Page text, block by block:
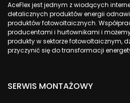
AceFlex jest jednym z wiodących
detalicznych produktów energii
produktów fotowoltaicznych.
producentami i hurtownikami i
produkty w sektorze fotowoltaicznym,
przyczynić się do transformacji
SERWIS MONTAŻOWY